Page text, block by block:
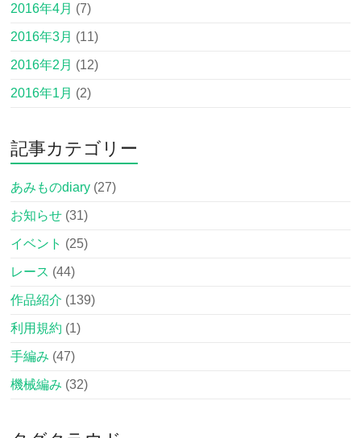
2016年4月 (7)
2016年3月 (11)
2016年2月 (12)
2016年1月 (2)
記事カテゴリー
あみものdiary (27)
お知らせ (31)
イベント (25)
レース (44)
作品紹介 (139)
利用規約 (1)
手編み (47)
機械編み (32)